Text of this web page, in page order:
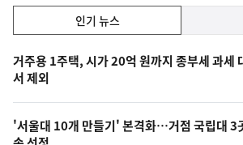
기,
최
신,
오
늘
인기 뉴스
인
기
뉴
스
거주용 1주택, 시가 20억 원까지 종부세 과세
서 제외
'서울대 10개 만들기' 본격화…거점 국립대 3